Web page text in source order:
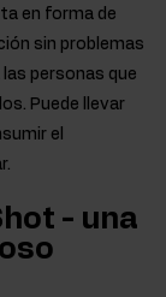
en forma de
sin problemas
personas que
Puede llevar
el
- una